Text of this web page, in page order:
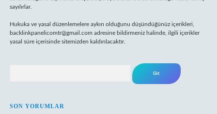
sayılırlar.
Hukuka ve yasal düzenlemelere aykırı olduğunu düşündüğünüz içerikleri,
backlinkpanelicomtr@gmail.com adresine bildirmeniz halinde, ilgili içerikler
yasal süre içerisinde sitemizden kaldırılacaktır.
SON YORUMLAR